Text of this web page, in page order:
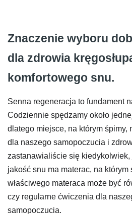
Znaczenie wyboru
dla zdrowia
komfortowego snu.
Senna regeneracja to fundament
Codziennie spędzamy około
dlatego miejsce, na którym śpimy,
dla naszego samopoczucia i
zastanawialiście się kiedykolwiek,
jakość snu ma materac, na którym
właściwego materaca może być
czy regularne ćwiczenia dla
samopoczucia.